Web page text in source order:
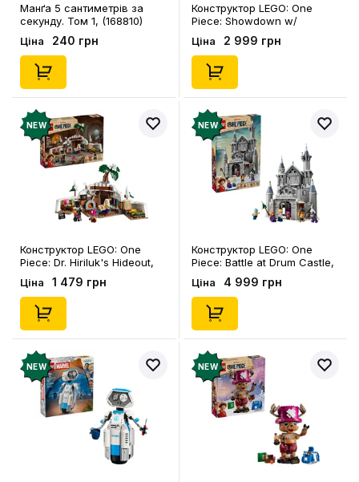
Манґа 5 сантиметрів за
секунду. Том 1, (168810)
Ціна 240 грн
Конструктор LEGO: One
Piece: Showdown w/
Captain Smoker, (75642)
Ціна 2 999 грн
NEW
Конструктор LEGO: One
Piece: Dr. Hiriluk's Hideout,
(75641)
Ціна 1 479 грн
NEW
Конструктор LEGO: One
Piece: Battle at Drum Castle,
(75645)
Ціна 4 999 грн
NEW NEW